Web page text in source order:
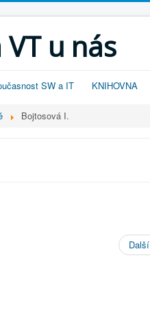
u nás
SW a IT KNIHOVNA
Bojtosová I.
Další